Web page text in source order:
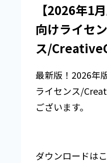
【2026年1
向けライセン
ス/
最新版！2026年
ライセンス/
ございます。
ダウンロードは